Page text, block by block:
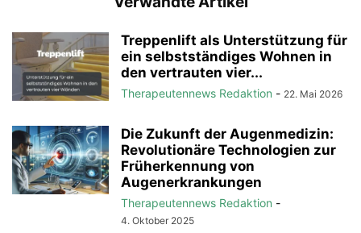
Treppenlift als Unterstützung für
ein selbstständiges Wohnen in
den vertrauten vier...
Therapeutennews Redaktion - 22. Mai 2026
Die Zukunft der Augenmedizin:
Revolutionäre Technologien zur
Früherkennung von
Augenerkrankungen
Therapeutennews Redaktion -
4. Oktober 2025